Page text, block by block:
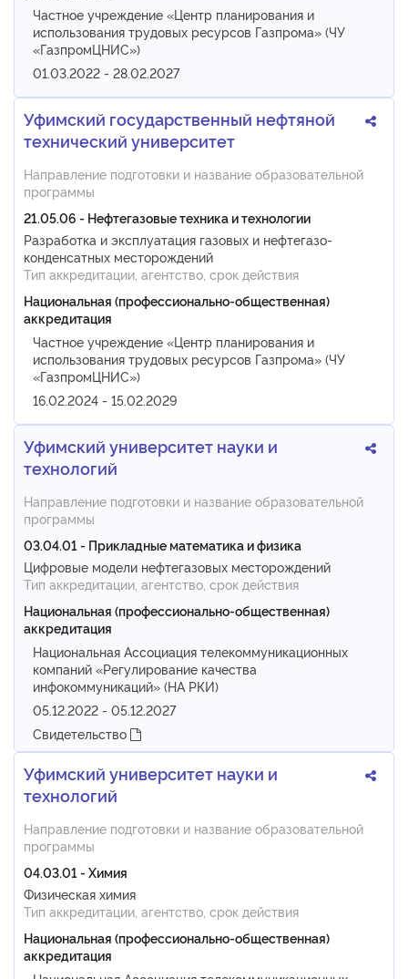
Частное учреждение «Центр планирования и
использования трудовых ресурсов Газпрома» (ЧУ
«ГазпромЦНИС»)
01.03.2022 - 28.02.2027
Уфимский государственный нефтяной
технический университет
Направление подготовки и название образовательной
программы
21.05.06 - Нефтегазовые техника и технологии
Разработка и эксплуатация газовых и нефтегазо-
конденсатных месторождений
Тип аккредитации, агентство, срок действия
Национальная (профессионально-общественная)
аккредитация
Частное учреждение «Центр планирования и
использования трудовых ресурсов Газпрома» (ЧУ
«ГазпромЦНИС»)
16.02.2024 - 15.02.2029
Уфимский университет науки и
технологий
Направление подготовки и название образовательной
программы
03.04.01 - Прикладные математика и физика
Цифровые модели нефтегазовых месторождений
Тип аккредитации, агентство, срок действия
Национальная (профессионально-общественная)
аккредитация
Национальная Ассоциация телекоммуникационных
компаний «Регулирование качества
инфокоммуникаций» (НА РКИ)
05.12.2022 - 05.12.2027
Свидетельство
Уфимский университет науки и
технологий
Направление подготовки и название образовательной
программы
04.03.01 - Химия
Физическая химия
Тип аккредитации, агентство, срок действия
Национальная (профессионально-общественная)
аккредитация